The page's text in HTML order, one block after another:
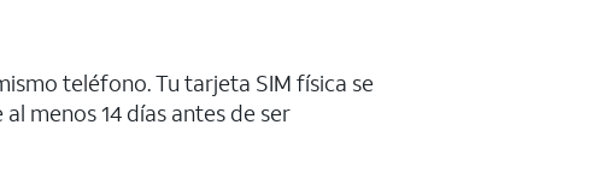
teléfono. Tu tarjeta SIM física se
menos 14 días antes de ser